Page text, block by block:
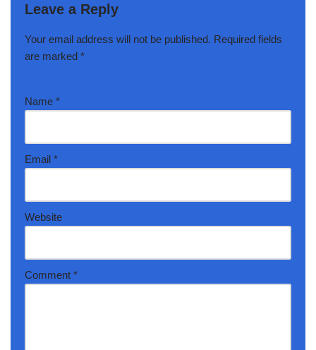
Leave a Reply
Your email address will not be published. Required fields
are marked *
Name *
Email *
Website
Comment *